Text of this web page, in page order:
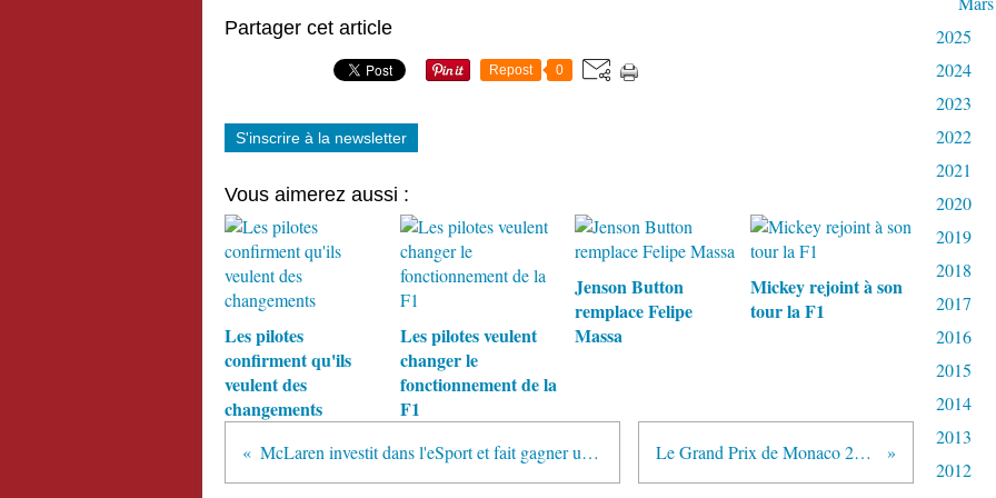
Partager cet article
Repost 0
S'inscrire à la newsletter
Vous aimerez aussi :
Les pilotes
confirment qu'ils
veulent des
changements
Les pilotes veulent
changer le
fonctionnement de la
F1
Jenson Button
remplace Felipe
Massa
Mickey rejoint à son
tour la F1
McLaren investit dans l'eSport et fait gagner un poste de pilote officiel de simulateur Le Grand Prix de Monaco 2017 diffusé en clair sur C8
2025
2024
2023
2022
2021
2020
2019
2018
2017
2016
2015
2014
2013
2012